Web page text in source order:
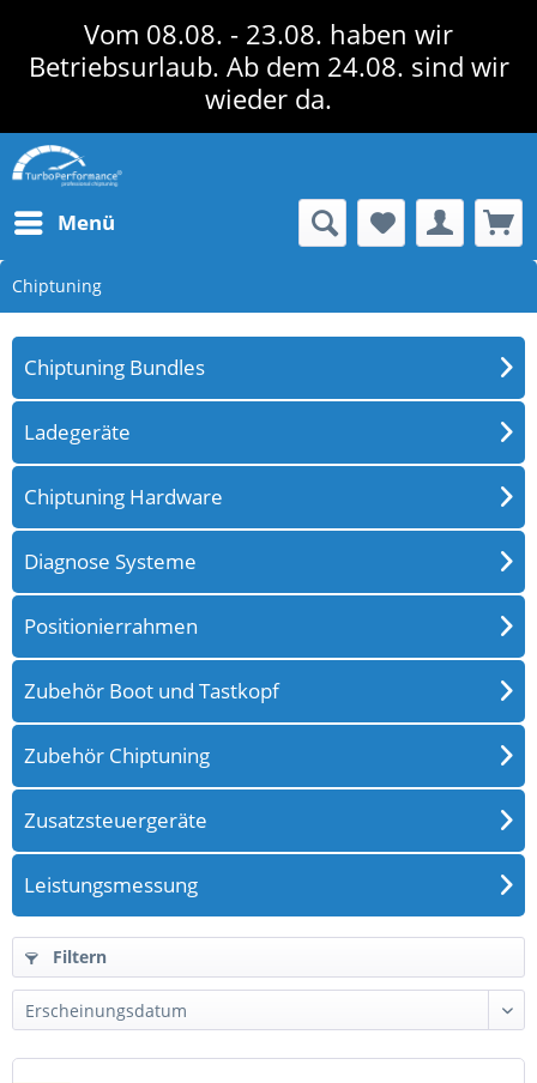
Vom 08.08. - 23.08. haben wir
Betriebsurlaub. Ab dem 24.08. sind wir
wieder da.
Menü
Chiptuning
Chiptuning Bundles
Ladegeräte
Chiptuning Hardware
Diagnose Systeme
Positionierrahmen
Zubehör Boot und Tastkopf
Zubehör Chiptuning
Zusatzsteuergeräte
Leistungsmessung
Filtern